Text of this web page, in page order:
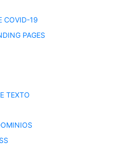
COVID-19
PAGES
TEXTO